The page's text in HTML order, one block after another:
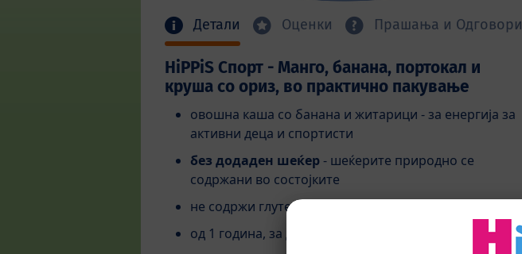
Детали Оценки Прашања и Одговори
HiPPiS Спорт - Манго, банана, портокал и
круша со ориз, во практично пакување
овошна каша со банана и житарици - за енергија за
активни деца и спортисти
без додаден шеќер- шеќерите природно се
содржани во состојките
не содржи глутен
од 1 година, за деца и возрасни